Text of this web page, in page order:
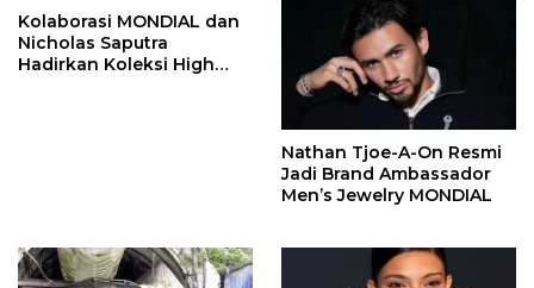
Kolaborasi MONDIAL dan
Nicholas Saputra
Hadirkan Koleksi High
Nathan Tjoe-A-On Resmi
Jadi Brand Ambassador
Men’s Jewelry MONDIAL